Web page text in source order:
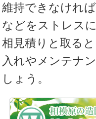
維持できなけれ
などをストレス
相見積りと取る
入れやメンテナ
しょう。